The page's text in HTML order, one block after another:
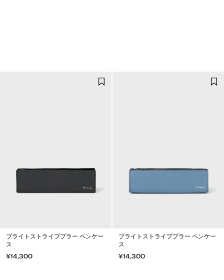
ブライトストライププラー ペンケー
ス
¥14,300
ブライトストライププラー ペンケー
ス
¥14,300